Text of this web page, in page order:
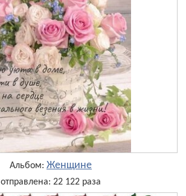
Альбом: Женщине
отправлена: 22 122 раза